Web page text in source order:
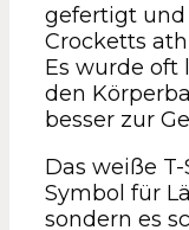
gefertigt
Crocketts
Es wurde oft
den
besser zur
Das weiße
Symbol für
sondern es